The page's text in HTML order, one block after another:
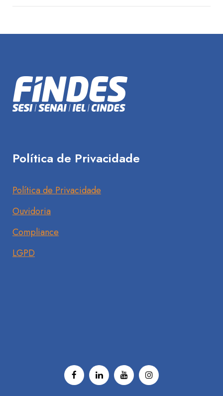
Política de Privacidade
Política de Privacidade
Ouvidoria
Compliance
LGPD